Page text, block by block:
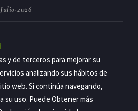
2026
agro con un modelo global
presente en siete
2026
y de terceros para mejorar su
analizando sus hábitos de
web. Si continúa navegando,
su uso. Puede Obtener más